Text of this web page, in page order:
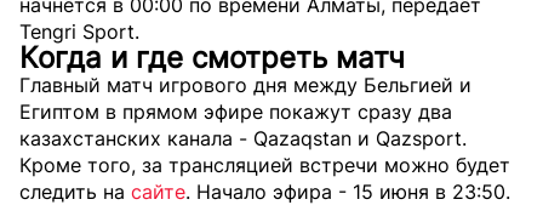
Tengri Sport.
Когда и где смотреть матч
Главный матч игрового дня между Бельгией и
Египтом в прямом эфире покажут сразу два
казахстанских канала - Qazaqstan и Qazsport.
Кроме того, за трансляцией встречи можно будет
следить на сайте. Начало эфира - 15 июня в 23:50.